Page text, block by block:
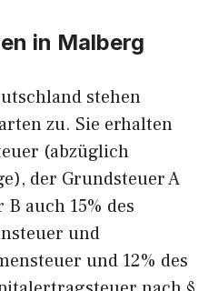
in Malberg
stehen
zu. Sie erhalten
(abzüglich
der Grundsteuer A
auch 15% des
und
und 12% des